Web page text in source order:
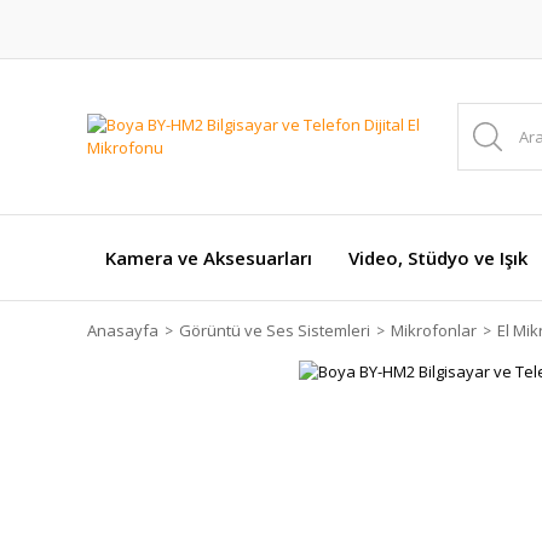
Kamera ve Aksesuarları Video, Stüdyo ve Işık
Anasayfa Görüntü ve Ses Sistemleri Mikrofonlar El